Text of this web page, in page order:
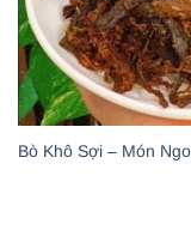
Bò Khô Sợi – Món